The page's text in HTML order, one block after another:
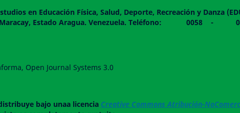
en Educación Física, Salud, Deporte, Recreación y Danza
Maracay, Estado Aragua. Venezuela. Teléfono:
Open Journal Systems 3.0
bajo unaa licencia Creative Commons Atribución-